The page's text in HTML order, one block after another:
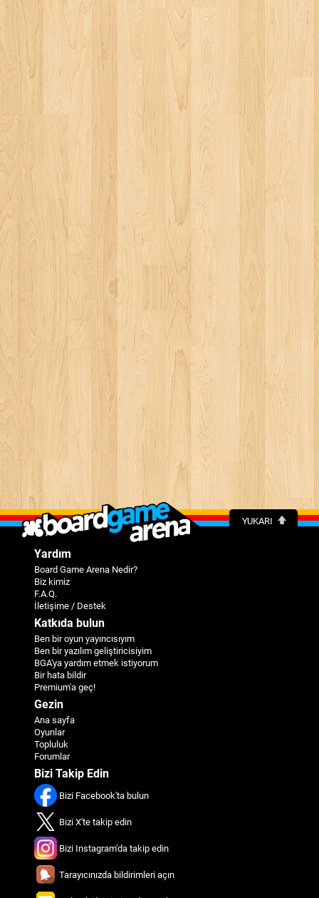
YUKARI
Yardım
Board Game Arena Nedir?
Biz kimiz
F.A.Q.
İletişime / Destek
Katkıda bulun
Ben bir oyun yayıncısıyım
Ben bir yazılım geliştiricisiyim
BGA'ya yardım etmek istiyorum
Bir hata bildir
Premium'a geç!
Gezin
Ana sayfa
Oyunlar
Topluluk
Forumlar
Bizi Takip Edin
Bizi Facebook'ta bulun
Bizi X'te takip edin
Bizi Instagram'da takip edin
Tarayıcınızda bildirimleri açın